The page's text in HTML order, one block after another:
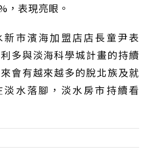
，表現亮眼。
新市濱海加盟店店長童尹表
多與淡海科學城計畫的持續
會有越來越多的脫北族及就
淡水落腳，淡水房市持續看